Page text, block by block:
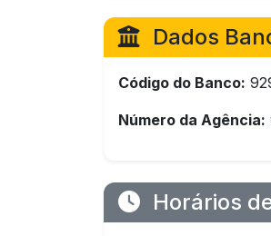
Dados
Código do Banco:
Número da Agência:
Horários